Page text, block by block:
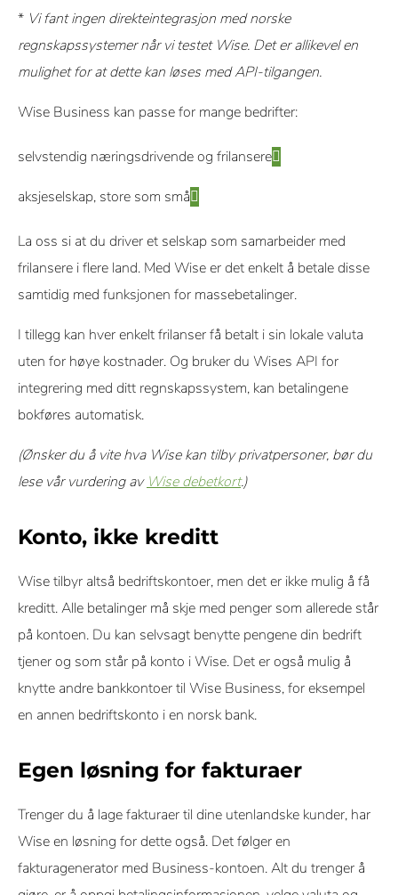
* Vi fant ingen direkteintegrasjon med norske
regnskapssystemer når vi testet Wise. Det er allikevel en
mulighet for at dette kan løses med API-tilgangen.
Wise Business kan passe for mange bedrifter:
selvstendig næringsdrivende og frilansere
aksjeselskap, store som små
La oss si at du driver et selskap som samarbeider med
frilansere i flere land. Med Wise er det enkelt å betale disse
samtidig med funksjonen for massebetalinger.
I tillegg kan hver enkelt frilanser få betalt i sin lokale valuta
uten for høye kostnader. Og bruker du Wises API for
integrering med ditt regnskapssystem, kan betalingene
bokføres automatisk.
(Ønsker du å vite hva Wise kan tilby privatpersoner, bør du
lese vår vurdering av Wise debetkort.)
Konto, ikke kreditt
Wise tilbyr altså bedriftskontoer, men det er ikke mulig å få
kreditt. Alle betalinger må skje med penger som allerede står
på kontoen. Du kan selvsagt benytte pengene din bedrift
tjener og som står på konto i Wise. Det er også mulig å
knytte andre bankkontoer til Wise Business, for eksempel
en annen bedriftskonto i en norsk bank.
Egen løsning for fakturaer
Trenger du å lage fakturaer til dine utenlandske kunder, har
Wise en løsning for dette også. Det følger en
fakturagenerator med Business-kontoen. Alt du trenger å